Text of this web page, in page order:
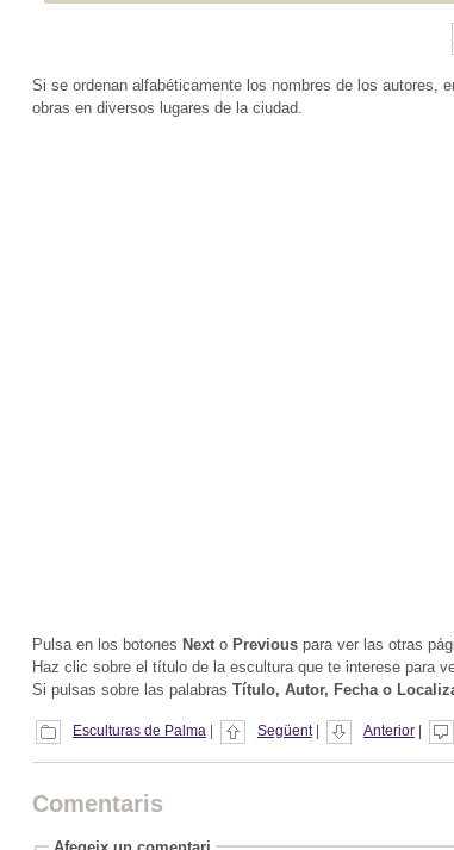
Si se ordenan alfabéticamente los nombres de los autores,
obras en diversos lugares de la ciudad.
Pulsa en los botones Nexto Previouspara ver las otras
Haz clic sobre el título de la escultura que te interese para
Si pulsas sobre las palabras Título, Autor, Fecha o
Esculturas de Palma Següent| Anterior|
Comentaris